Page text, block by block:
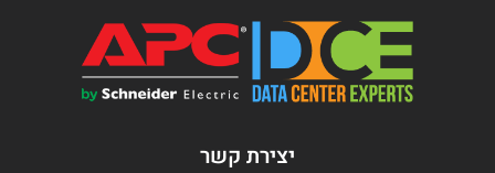
יצירת קשר